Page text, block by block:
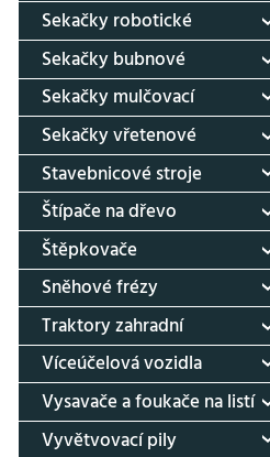
Sekačky robotické
Sekačky bubnové
Sekačky mulčovací
Sekačky vřetenové
Stavebnicové stroje
Štípače na dřevo
Štěpkovače
Sněhové frézy
Traktory zahradní
Víceúčelová vozidla
Vysavače a foukače na listí
Vyvětvovací pily